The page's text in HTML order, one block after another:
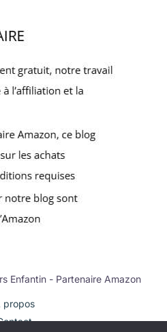
Enfantin - Partenaire Amazon
propos